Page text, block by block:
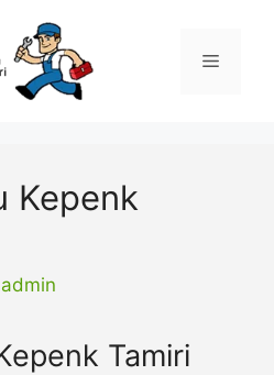
Menü
Kepenk
admin
Tamiri